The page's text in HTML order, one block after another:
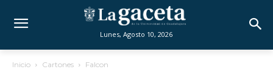
Lunes, Agosto 10, 2026
Inicio Cartones Falcon